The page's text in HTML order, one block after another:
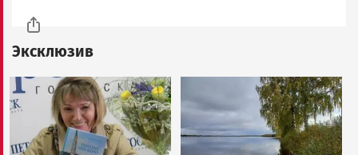
Эксклюзив
Image